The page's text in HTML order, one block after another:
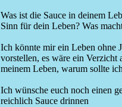
Was ist die Sauce in deinem
Sinn für dein Leben? Was
Ich könnte mir ein Leben ohne
vorstellen, es wäre ein Verzicht
meinem Leben, warum sollte
Ich wünsche euch noch einen
reichlich Sauce drinnen